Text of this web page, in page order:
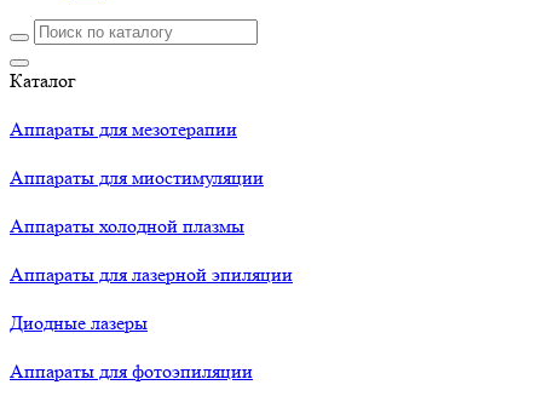
Каталог
Аппараты для мезотерапии
Аппараты для миостимуляции
Аппараты холодной плазмы
Аппараты для лазерной эпиляции
Диодные лазеры
Аппараты для фотоэпиляции